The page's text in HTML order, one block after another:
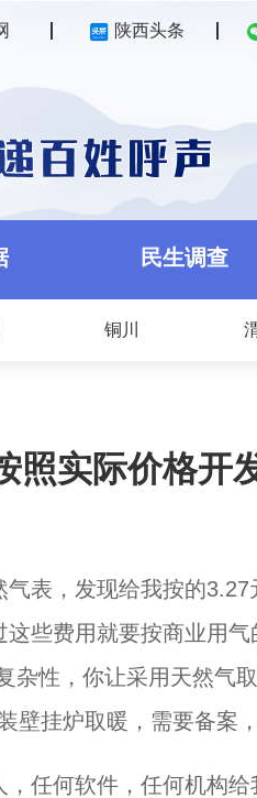
陕西头条
民生调查
铜川
照实际价格开
气表，发现给我按的
些费用就要按商业用
杂性，你让采用天然气
壁挂炉取暖，需要备案
任何软件，任何机构